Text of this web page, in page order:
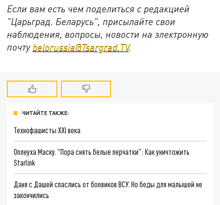
Если вам есть чем поделиться с редакцией
"Царьград. Беларусь", присылайте свои
наблюдения, вопросы, новости на электронную
почту belorussia@Tsargrad.TV.
ЧИТАЙТЕ ТАКЖЕ:
Технофашисты XXI века
Оплеуха Маску. "Пора снять белые перчатки": Как уничтожить
Starlink
Даня с Дашей спаслись от боевиков ВСУ. Но беды для малышей не
закончились